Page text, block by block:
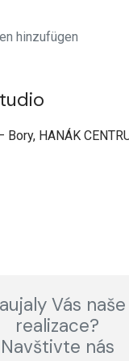
hinzufügen
Bory, HANÁK
Vás naše
realizace?
Navštivte nás